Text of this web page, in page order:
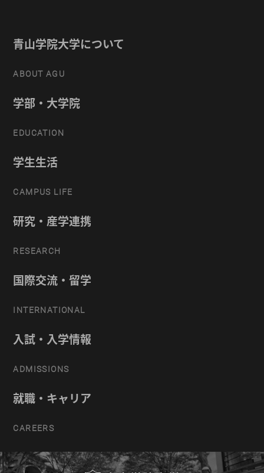
青山学院大学について
ABOUT AGU
学部・大学院
EDUCATION
学生生活
CAMPUS LIFE
研究・産学連携
RESEARCH
国際交流・留学
INTERNATIONAL
入試・入学情報
ADMISSIONS
就職・キャリア
CAREERS